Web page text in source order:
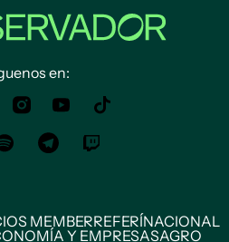
en:
MEMBERREFERÍNACIONAL
Y EMPRESASAGRO